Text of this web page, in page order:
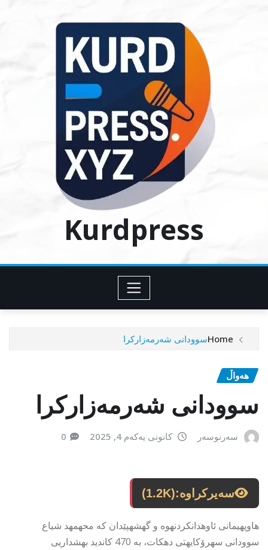
Kurdpress
Homeسوودانی شەرمەزارکرا
هەواڵ
سوودانی شەرمەزارکرا
سەرنوسەر کانونی یەکەم 4, 2025 0
سەیرکراوە:(1.2K)
هاوپهیمانى ئاوهدانكردنهوه و گهشهپێدان كه محهمهد شیاع
سوودانى سهرۆكایهتى دهكات، به 470 كاندید بهشداریى